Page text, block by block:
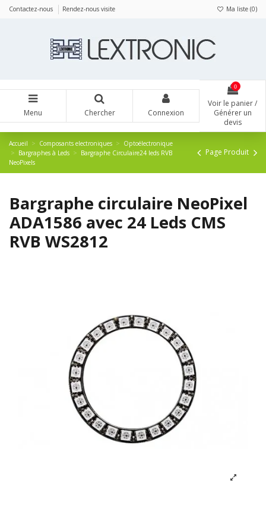
Contactez-nous Rendez-nous visite Ma liste (0)
Menu Chercher Connexion
0
Voir le panier /
Générer un
devis
Accueil Composants electroniques
Optoélectronique
Bargraphes à Leds
Bargraphe Circulaire24 leds RVB
NeoPixels
Page Produit
Bargraphe circulaire NeoPixel
ADA1586 avec 24 Leds CMS
RVB WS2812
Panneau de gestion des cookies